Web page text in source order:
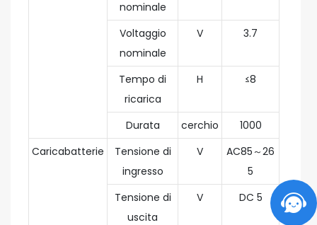
nominale
Voltaggio
nominale
V 3.7
Tempo di
ricarica
H ≤8
Durata cerchio
1000
Caricabatterie
Tensione di
ingresso
V
AC85～26
5
Tensione di
uscita
V DC 5